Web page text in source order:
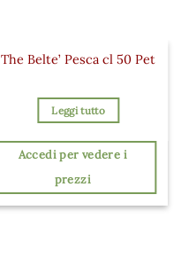
The Belte’ Pesca cl 50 Pet
Leggi tutto
Accedi per vedere i
prezzi